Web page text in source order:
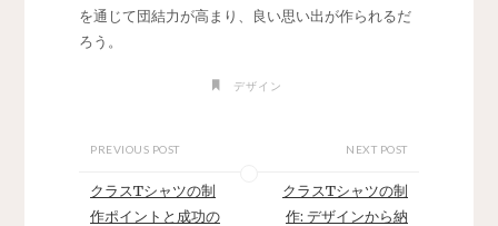
を通じて団結力が高まり、良い思い出が作られるだ
ろう。
デザイン
PREVIOUS POST
クラスTシャツの制
作ポイントと成功の
NEXT POST
クラスTシャツの制
作: デザインから納